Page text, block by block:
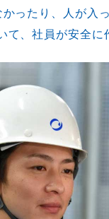
ったり、人が入
て、社員が安全に